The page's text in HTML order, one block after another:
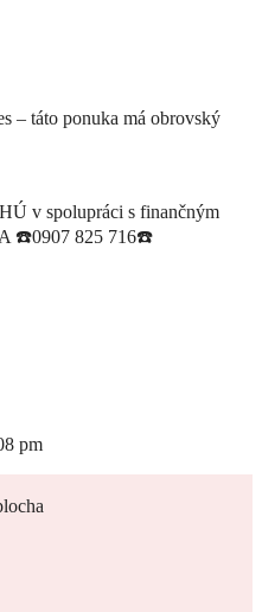
– táto ponuka má obrovský
v spolupráci s finančným
☎️0907 825 716☎️
pm